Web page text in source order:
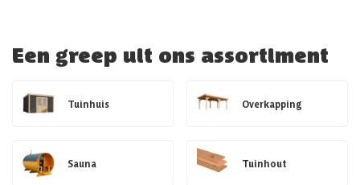
Een greep uit ons assortiment
Tuinhuis Overkapping
Sauna Tuinhout